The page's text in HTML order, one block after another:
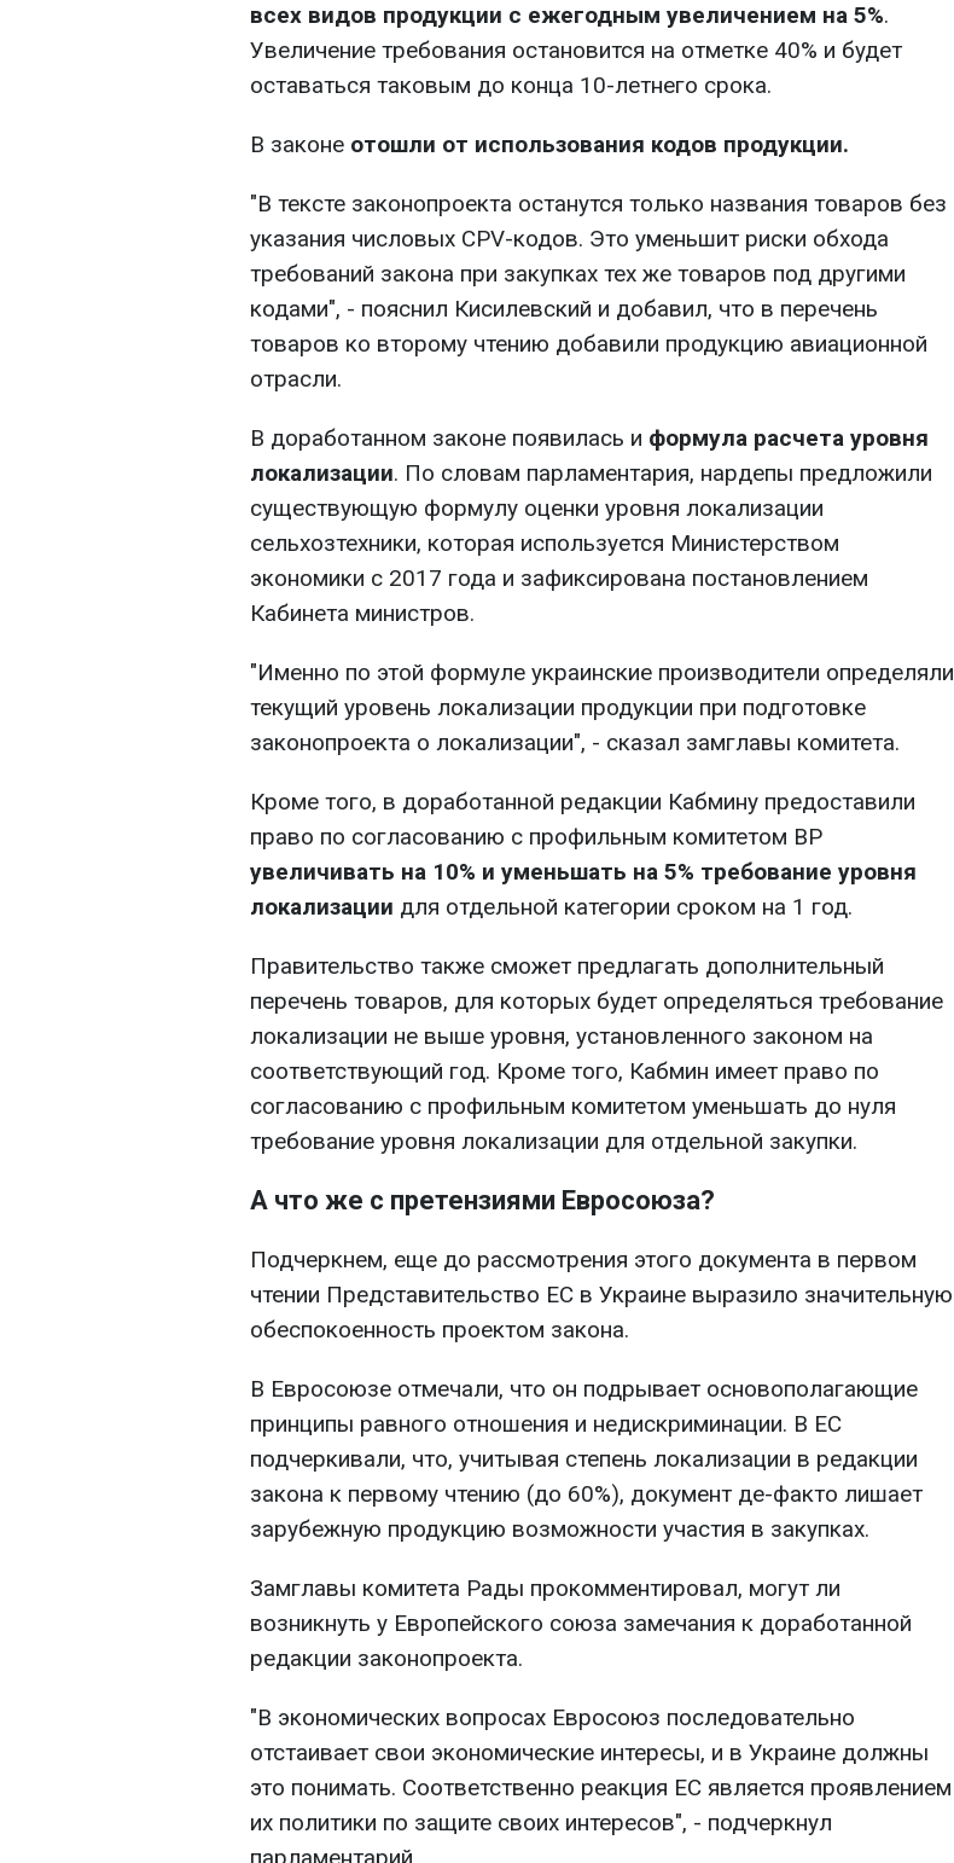
всех видов продукции с ежегодным увеличением на 5%.
Увеличение требования остановится на отметке 40% и будет
оставаться таковым до конца 10-летнего срока.
В законе отошли от использования кодов продукции.
"В тексте законопроекта останутся только названия товаров без
указания числовых CPV-кодов. Это уменьшит риски обхода
требований закона при закупках тех же товаров под другими
кодами", - пояснил Кисилевский и добавил, что в перечень
товаров ко второму чтению добавили продукцию авиационной
отрасли.
В доработанном законе появилась и формула расчета уровня
локализации. По словам парламентария, нардепы предложили
существующую формулу оценки уровня локализации
сельхозтехники, которая используется Министерством
экономики с 2017 года и зафиксирована постановлением
Кабинета министров.
"Именно по этой формуле украинские производители определяли
текущий уровень локализации продукции при подготовке
законопроекта о локализации", - сказал замглавы комитета.
Кроме того, в доработанной редакции Кабмину предоставили
право по согласованию с профильным комитетом ВР
увеличивать на 10% и уменьшать на 5% требование уровня
локализации для отдельной категории сроком на 1 год.
Правительство также сможет предлагать дополнительный
перечень товаров, для которых будет определяться требование
локализации не выше уровня, установленного законом на
соответствующий год. Кроме того, Кабмин имеет право по
согласованию с профильным комитетом уменьшать до нуля
требование уровня локализации для отдельной закупки.
А что же с претензиями Евросоюза?
Подчеркнем, еще до рассмотрения этого документа в первом
чтении Представительство ЕС в Украине выразило значительную
обеспокоенность проектом закона.
В Евросоюзе отмечали, что он подрывает основополагающие
принципы равного отношения и недискриминации. В ЕС
подчеркивали, что, учитывая степень локализации в редакции
закона к первому чтению (до 60%), документ де-факто лишает
зарубежную продукцию возможности участия в закупках.
Замглавы комитета Рады прокомментировал, могут ли
возникнуть у Европейского союза замечания к доработанной
редакции законопроекта.
"В экономических вопросах Евросоюз последовательно
отстаивает свои экономические интересы, и в Украине должны
это понимать. Соответственно реакция ЕС является проявлением
их политики по защите своих интересов", - подчеркнул